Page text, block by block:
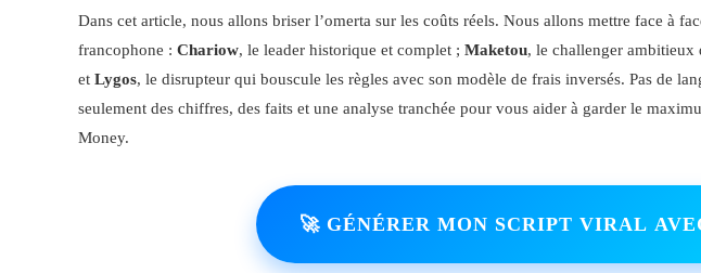
Dans cet article, nous allons briser l’omerta sur les coûts réels. Nous allons mettre face à
francophone : Chariow, le leader historique et complet ; Maketou, le challenger ambitieux
et Lygos, le disrupteur qui bouscule les règles avec son modèle de frais inversés. Pas de
seulement des chiffres, des faits et une analyse tranchée pour vous aider à garder le
Money.
🚀 GÉNÉRER MON SCRIPT VIRAL